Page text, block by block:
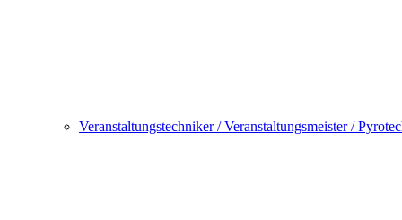
Veranstaltungstechniker / Veranstaltungsmeister /